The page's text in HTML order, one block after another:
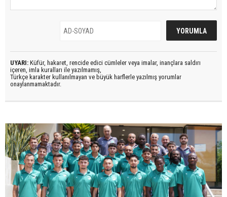
UYARI: Küfür, hakaret, rencide edici cümleler veya imalar, inançlara saldırı
içeren, imla kuralları ile yazılmamış,
Türkçe karakter kullanılmayan ve büyük harflerle yazılmış yorumlar
onaylanmamaktadır.